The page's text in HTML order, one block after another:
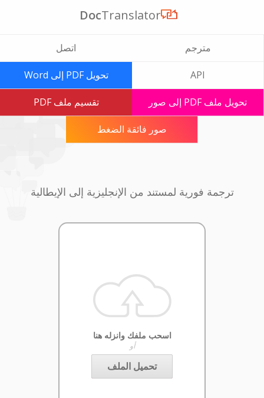
DocTranslator
مترجم اتصل
API تحويل PDF إلى Word
تحويل ملف PDF إلى صور تقسيم ملف PDF
صور فائقة الضغط
ترجمة فورية لمستند من الإنجليزية إلى الإيطالية
اسحب ملفك وانزله هنا
أو
تحميل الملف